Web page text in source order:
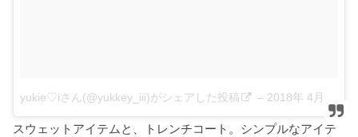
yukie♡iさん(@yukkey_iii)がシェアした投稿 – 2018年 4月月2日午後4時57分PDT
スウェットアイテムと、トレンチコート。シンプルなアイテ